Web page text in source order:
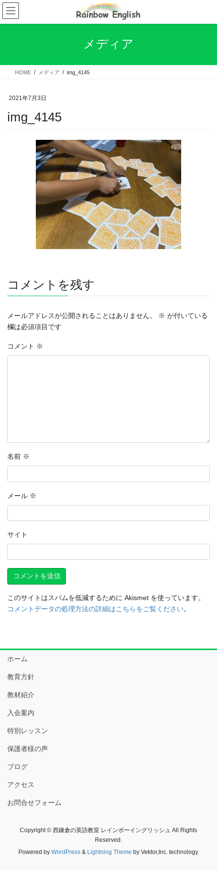
コ
ン
テ
ス
ナ
ビ
ゲ
ン
メディア
HOME メディア img_4145
2021年7月3日
img_4145
コメントを残す
メールアドレスが公開されることはありません。 ※ が付いている
欄は必須項目です
コメント ※
名前 ※
メール ※
サイト
このサイトはスパムを低減するために Akismet を使っています。
コメントデータの処理方法の詳細はこちらをご覧ください。
ホーム
教育方針
教材紹介
入会案内
特別レッスン
保護者様の声
ブログ
アクセス
お問合せフォーム
Copyright © 西鎌倉の英語教室 レインボーイングリッシュ All Rights
Reserved.
Powered by WordPress& Lightning Theme by Vektor,Inc. technology.